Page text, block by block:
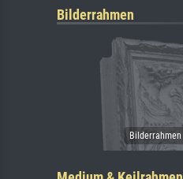
Bilderrahmen